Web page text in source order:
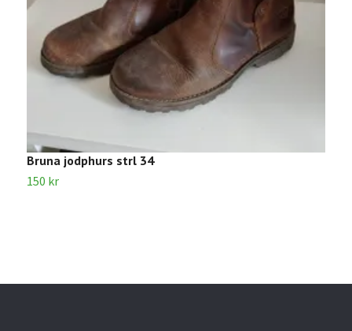
Bruna jodphurs strl 34
150 kr